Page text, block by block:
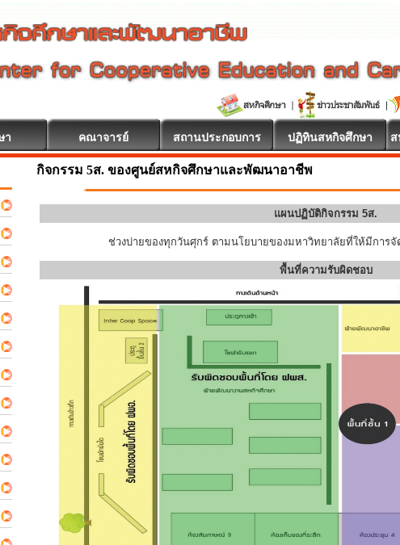
า คณาจารย์ สถานประกอบการ ปฏิทินสหกิจศึกษา
กิจกรรม 5ส. ของศูนย์สหกิจศึกษาและพัฒนาอาชีพ
แผนปฏิบัติกิจกรรม 5ส.
ช่วงบ่ายของทุกวันศุกร์ ตามนโยบายของมหาวิทยาลัยที่ให้มีการจั
พื้นที่ความรับผิดชอบ